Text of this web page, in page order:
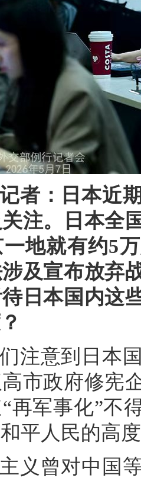
者：日本近
注。日本全
地就有约5
及宣布放弃
日本国内这
注意到日本
市政府修宪
再军事化”不
平人民的高
义曾对中国